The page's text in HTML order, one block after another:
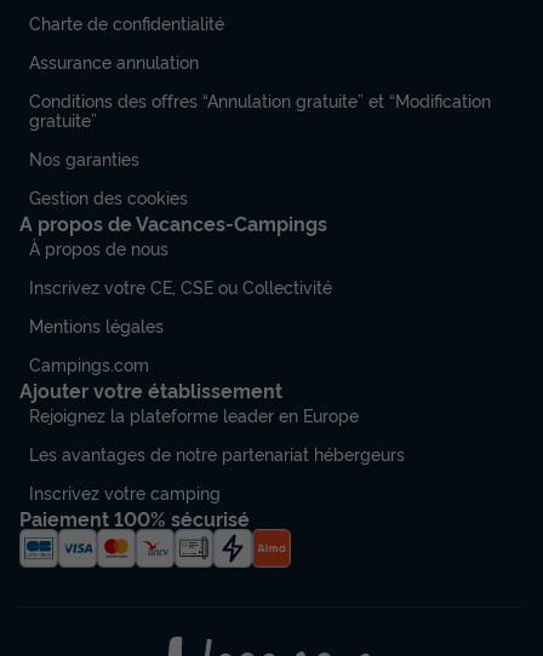
Charte de confidentialité
Assurance annulation
Conditions des offres “Annulation gratuite” et “Modification
gratuite”
Nos garanties
Gestion des cookies
A propos de Vacances-Campings
À propos de nous
Inscrivez votre CE, CSE ou Collectivité
Mentions légales
Campings.com
Ajouter votre établissement
Rejoignez la plateforme leader en Europe
Les avantages de notre partenariat hébergeurs
Inscrivez votre camping
Paiement 100% sécurisé